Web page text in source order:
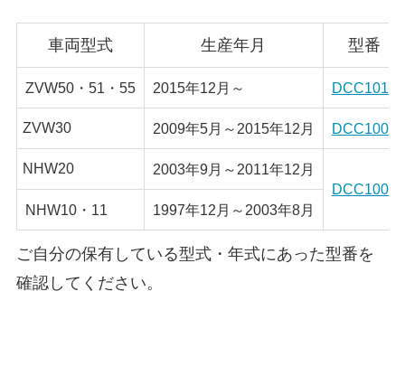
車両型式 生産年月 型番
ZVW50・51・55 2015年12月～ DCC1014
ZVW30 2009年5月～2015年12月 DCC1009
NHW20
2003年9月～2011年12月
DCC1003
NHW10・11
1997年12月～2003年8月
ご自分の保有している型式・年式にあった型番を
確認してください。